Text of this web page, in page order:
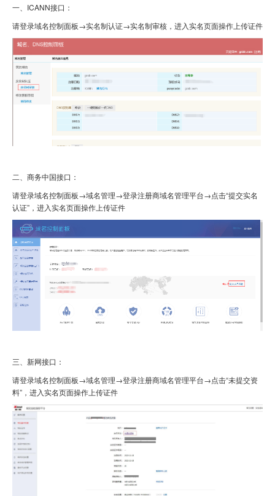
云主机
客服中心
企业文化
一、 ICANN接口：
请登录域名控制面板→实名制认证→实名制审核 ，进入实名页面操作上传证件
二、商务中国接口：
请登录域名控制面板→域名管理→登录注册商域名管理平台→点击“提交实名
认证” ，进入实名页面操作上传证件
三、新网接口：
请登录域名控制面板→域名管理→登录注册商域名管理平台→点击“未提交资
料” ，进入实名页面操作上传证件